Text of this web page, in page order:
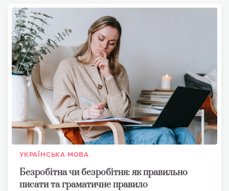
УКРАЇНСЬКА МОВА
Безробітна чи безробітня: як правильно
писати та граматичне правило